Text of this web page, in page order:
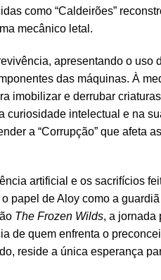
como “Caldeirões”
mecânico letal.
apresentando o uso
das máquinas. À
imobilizar e derrubar
intelectual e na
a “Corrupção” que afeta
artificial e os sacrifícios
papel de Aloy como a
The Frozen Wilds, a jornada
de quem enfrenta o
reside a única esperança